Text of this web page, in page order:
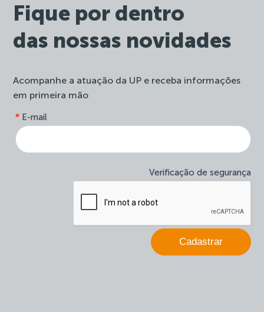
Fique por dentro
das nossas novidades
Acompanhe a atuação da UP e receba informações
em primeira mão
site-
newsletter
E-mail
*
Verificação de segurança
Cadastrar
você
é
humano,
este
campo
branco.